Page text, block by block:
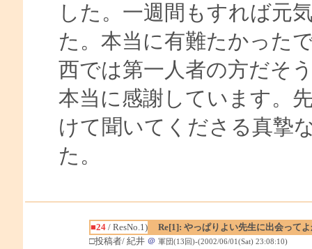
した。一週間もすれば元
た。本当に有難たかった
西では第一人者の方だそ
本当に感謝しています。
けて聞いてくださる真摯
た。
■24/ ResNo.1)
Re[1]: やっぱりよい先生に出会って
□投稿者/ 紀井 ＠ 軍団(13回)-(2002/06/01(Sat) 23:08:10)